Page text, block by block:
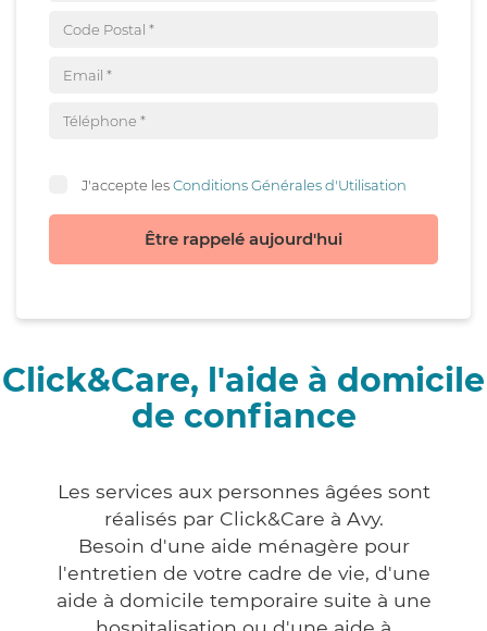
J'accepte lesConditions Générales d'Utilisation
Être rappelé aujourd'hui
Click&Care, l'aide à domicile
de confiance
Les services aux personnes âgées sont
réalisés par Click&Care à Avy.
Besoin d'une aide ménagère pour
l'entretien de votre cadre de vie, d'une
aide à domicile temporaire suite à une